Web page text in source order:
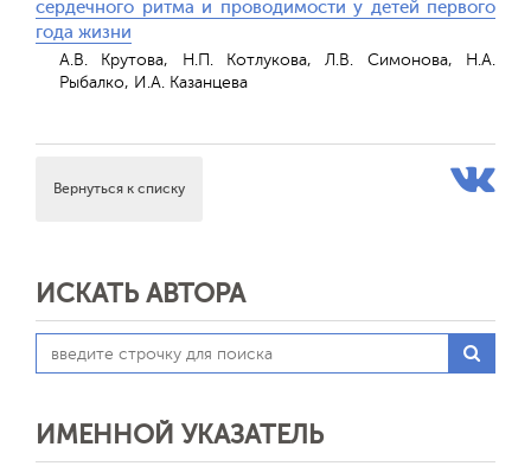
сердечного ритма и проводимости у детей первого
года жизни
А.В. Крутова, Н.П. Котлукова, Л.В. Симонова, Н.А.
Рыбалко, И.А. Казанцева
Вернуться к списку
ИСКАТЬ АВТОРА
ИМЕННОЙ УКАЗАТЕЛЬ